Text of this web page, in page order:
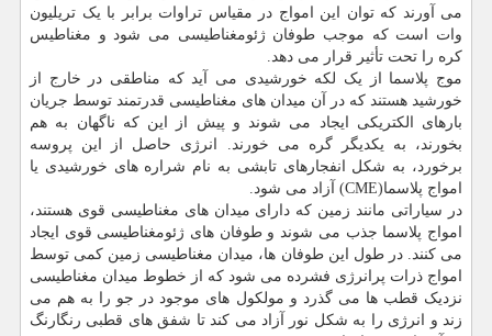
می آورند که توان این امواج در مقیاس تراوات برابر با یک تریلیون
وات است که موجب طوفان ژئومغناطیسی می شود و مغناطیس
کره را تحت تأثیر قرار می دهد.
موج پلاسما از یک لکه خورشیدی می آید که مناطقی در خارج از
خورشید هستند که در آن میدان های مغناطیسی قدرتمند توسط جریان
بارهای الکتریکی ایجاد می شوند و پیش از این که ناگهان به هم
بخورند، به یکدیگر گره می خورند. انرژی حاصل از این پروسه
برخورد، به شکل انفجارهای تابشی به نام شراره های خورشیدی یا
امواج پلاسما(CME) آزاد می شود.
در سیاراتی مانند زمین که دارای میدان های مغناطیسی قوی هستند،
امواج پلاسما جذب می شوند و طوفان های ژئومغناطیسی قوی ایجاد
می کنند. در طول این طوفان ها، میدان مغناطیسی زمین کمی توسط
امواج ذرات پرانرژی فشرده می شود که از خطوط میدان مغناطیسی
نزدیک قطب ها می گذرد و مولکول های موجود در جو را به هم می
زند و انرژی را به شکل نور آزاد می کند تا شفق های قطبی رنگارنگ